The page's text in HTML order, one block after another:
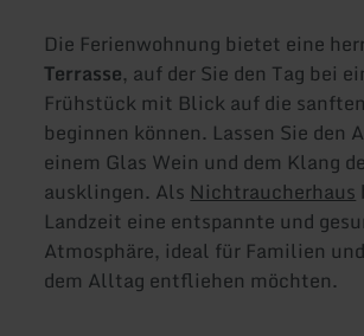
Die Ferienwohnung bietet eine
Terrasse, auf der Sie den Tag bei
Frühstück mit Blick auf die
beginnen können. Lassen Sie den
einem Glas Wein und dem Klang
ausklingen. Als Nichtraucherhaus
Landzeit eine entspannte und
Atmosphäre, ideal für Familien
dem Alltag entfliehen möchten.